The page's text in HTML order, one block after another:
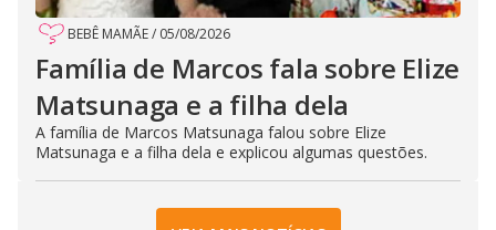
BEBÊ MAMÃE/ 05/08/2026
Família de Marcos fala sobre Elize
Matsunaga e a filha dela
A família de Marcos Matsunaga falou sobre Elize
Matsunaga e a filha dela e explicou algumas questões.